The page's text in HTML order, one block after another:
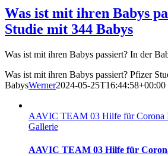
Was ist mit ihren Babys
Studie mit 344 Babys
Was ist mit ihren Babys passiert? In der
Was ist mit ihren Babys passiert? Pfizer
BabysWerner2024-05-25T16:44:58+00:00
AAVIC TEAM 03 Hilfe für Corona
Gallerie
AAVIC TEAM 03 Hilfe für